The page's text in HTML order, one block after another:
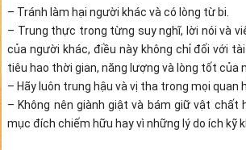
– Tránh làm hại người khác và có lòng từ bi.
– Trung thực trong từng suy nghĩ, lời nói và
của người khác, điều này không chỉ đối với
tiêu hao thời gian, năng lượng và lòng tốt của
– Hãy luôn trung hậu và vị tha trong mọi quan
– Không nên giành giật và bám giữ vật chất
mục đích chiếm hữu hay vì những lý do ích kỹ